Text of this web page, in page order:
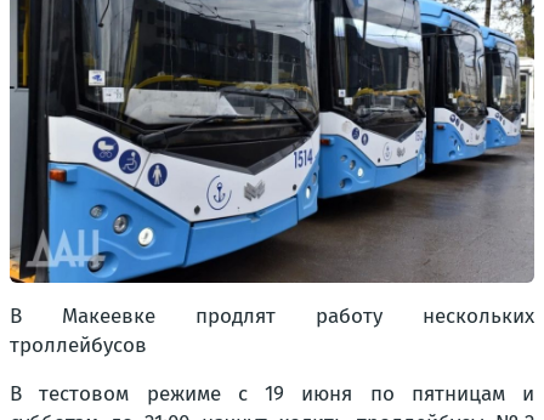
В Макеевке продлят работу нескольких
троллейбусов
В тестовом режиме с 19 июня по пятницам и